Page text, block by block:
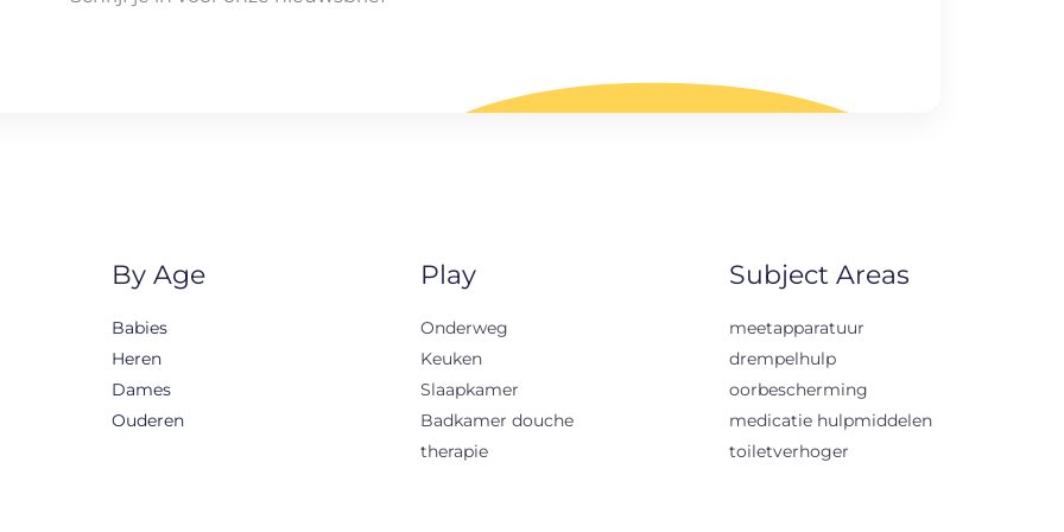
By Age
Babies
Heren
Dames
Ouderen
Play
Onderweg
Keuken
Slaapkamer
Badkamer douche
therapie
Subject Areas
meetapparatuur
drempelhulp
oorbescherming
medicatie hulpmiddelen
toiletverhoger